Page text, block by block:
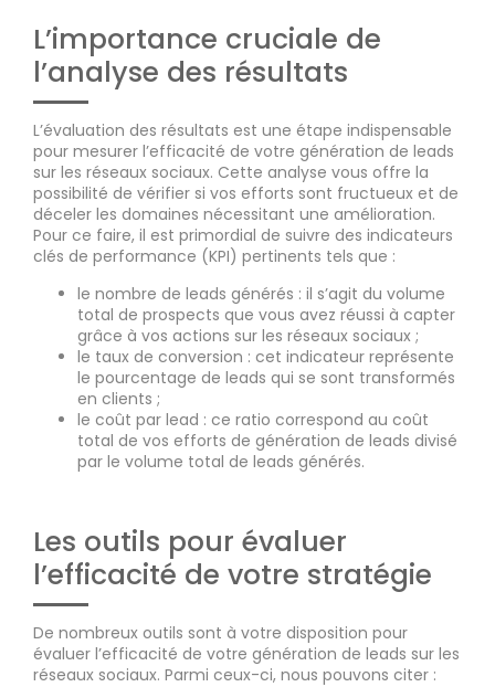
L’importance cruciale de
l’analyse des résultats
L’évaluation des résultats est une étape indispensable
pour mesurer l’efficacité de votre génération de leads
sur les réseaux sociaux. Cette analyse vous offre la
possibilité de vérifier si vos efforts sont fructueux et de
déceler les domaines nécessitant une amélioration.
Pour ce faire, il est primordial de suivre des indicateurs
clés de performance (KPI) pertinents tels que :
le nombre de leads générés : il s’agit du volume
total de prospects que vous avez réussi à capter
grâce à vos actions sur les réseaux sociaux ;
le taux de conversion : cet indicateur représente
le pourcentage de leads qui se sont transformés
en clients ;
le coût par lead : ce ratio correspond au coût
total de vos efforts de génération de leads divisé
par le volume total de leads générés.
Les outils pour évaluer
l’efficacité de votre stratégie
De nombreux outils sont à votre disposition pour
évaluer l’efficacité de votre génération de leads sur les
réseaux sociaux. Parmi ceux-ci, nous pouvons citer :